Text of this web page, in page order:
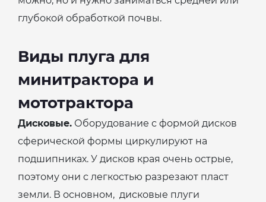
глубокой обработкой почвы.
Виды плуга для
минитрактора и
мототрактора
Дисковые. Оборудование с формой дисков
сферической формы циркулируют на
подшипниках. У дисков края очень острые,
поэтому они с легкостью разрезают пласт
земли. В основном, дисковые плуги